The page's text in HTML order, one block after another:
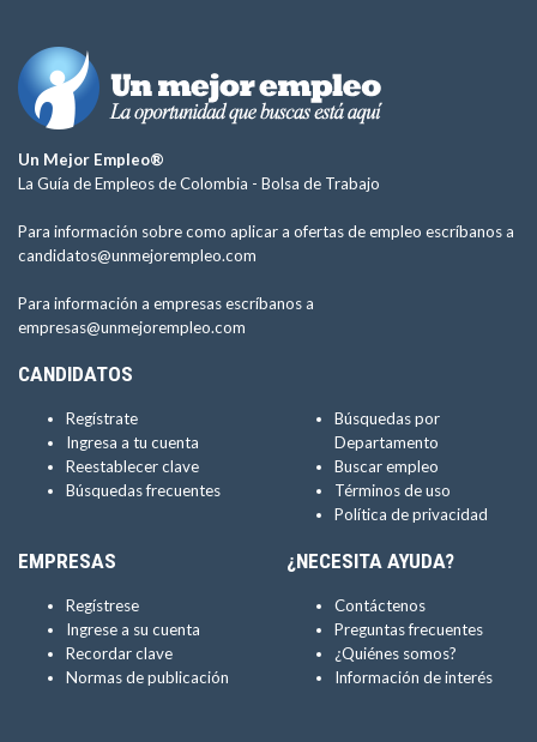
Un Mejor Empleo®
La Guía de Empleos de Colombia - Bolsa de Trabajo
Para información sobre como aplicar a ofertas de empleo escríbanos a
candidatos@unmejorempleo.com
Para información a empresas escríbanos a
empresas@unmejorempleo.com
CANDIDATOS
Regístrate
Ingresa a tu cuenta
Reestablecer clave
Búsquedas frecuentes
Búsquedas por
Departamento
Buscar empleo
Términos de uso
Política de privacidad
EMPRESAS
Regístrese
Ingrese a su cuenta
Recordar clave
Normas de publicación
¿NECESITA AYUDA?
Contáctenos
Preguntas frecuentes
¿Quiénes somos?
Información de interés